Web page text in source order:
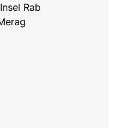
Rab